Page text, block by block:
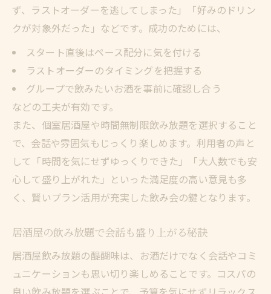
ず、ラストオーダーを逃してしまった」「好みのドリン
クが対象外だった」などです。成功のためには、
スタート直後はペース配分に気を付ける
ラストオーダーのタイミングを把握する
グループで飲みたいお酒を事前に確認し合う
などの工夫が有効です。
また、個室居酒屋や時間無制限飲み放題を選択すること
で、会話や雰囲気もじっくり楽しめます。利用者の声と
して「時間を気にせずゆっくりできた」「大人数でも安
心して盛り上がれた」といった満足度の高い意見も多
く、賢いプラン活用が充実した飲み会の鍵となります。
居酒屋の飲み放題で会話も盛り上がる秘訣
居酒屋飲み放題の醍醐味は、お酒だけでなく会話やコミ
ュニケーションも思い切り楽しめることです。コスパの